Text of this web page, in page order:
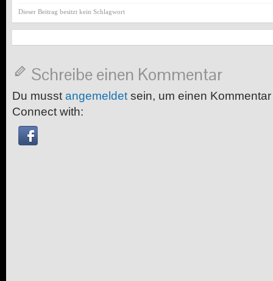
Dieser Beitrag besitzt kein Schlagwort
Schreibe einen Kommentar
Du musst angemeldet sein, um einen
Connect with: